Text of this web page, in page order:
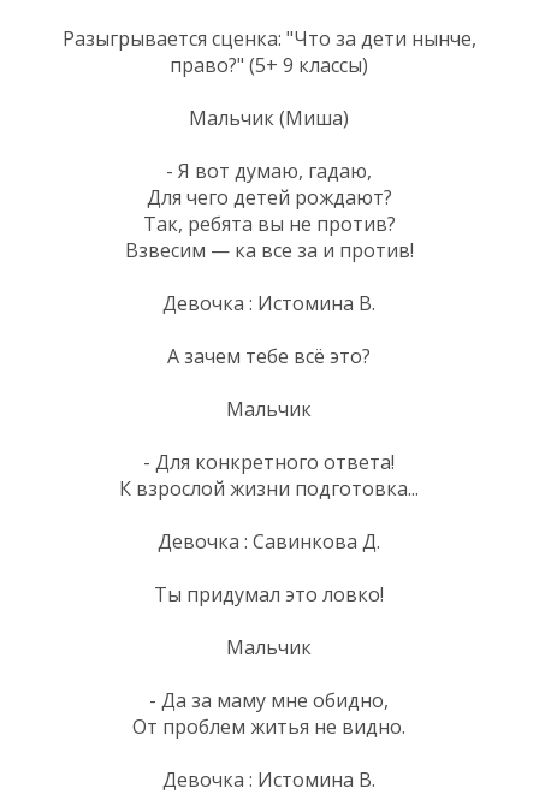
Разыгрывается сценка: "Что за дети нынче,
право?" (5+ 9 классы)
Мальчик (Миша)
- Я вот думаю, гадаю,
Для чего детей рождают?
Так, ребята вы не против?
Взвесим — ка все за и против!
Девочка : Истомина В.
А зачем тебе всё это?
Мальчик
- Для конкретного ответа!
К взрослой жизни подготовка...
Девочка : Савинкова Д.
Ты придумал это ловко!
Мальчик
- Да за маму мне обидно,
От проблем житья не видно.
Девочка : Истомина В.